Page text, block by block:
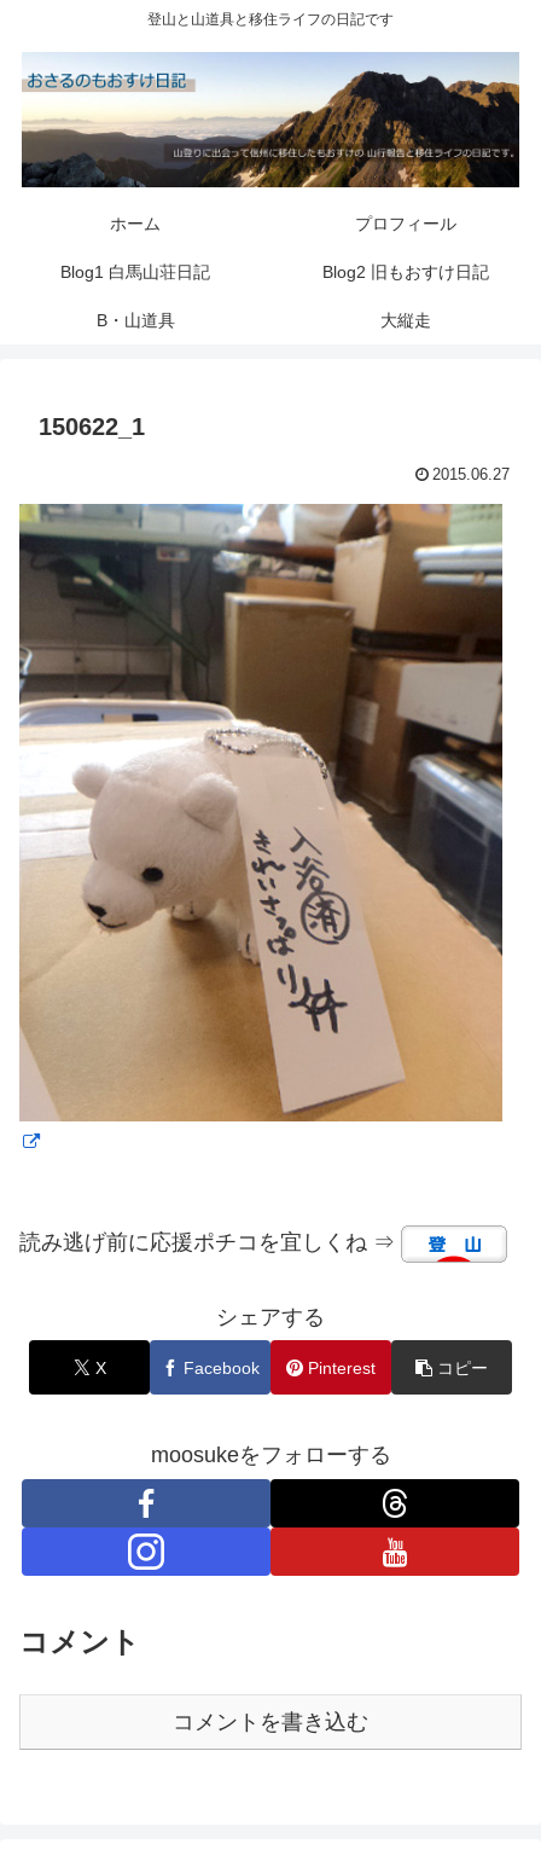
登山と山道具と移住ライフの日記です
ホーム プロフィール
Blog1 白馬山荘日記 Blog2 旧もおすけ日記
B・山道具 大縦走
150622_1
2015.06.27
読み逃げ前に応援ポチコを宜しくね ⇒
シェアする
X Facebook Pinterest コピー
moosukeをフォローする
コメント
コメントを書き込む